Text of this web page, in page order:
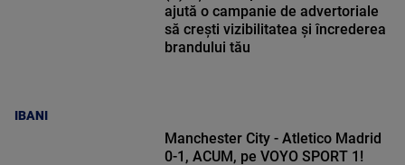
IBANI
ajută o campanie de advertoriale
să crești vizibilitatea și încrederea
brandului tău
Manchester City - Atletico Madrid
0-1, ACUM, pe VOYO SPORT 1!